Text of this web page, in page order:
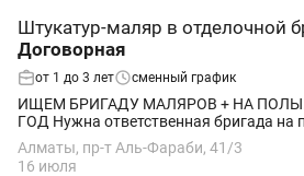
Штукатур-маляр в отделочной
Договорная
от 1 до 3 лет сменный график
ИЩЕМ БРИГАДУ МАЛЯРОВ + НА
ГОД Нужна ответственная бригада на постоянку в Алматы.
РАСЦЕНКИ: - Стены малярка: 1600 тг/
тг/м2 - Ламинат: 1000 тг/м2 ВИДЫ...
Алматы, пр-т Аль-Фараби, 41/3
16 июля